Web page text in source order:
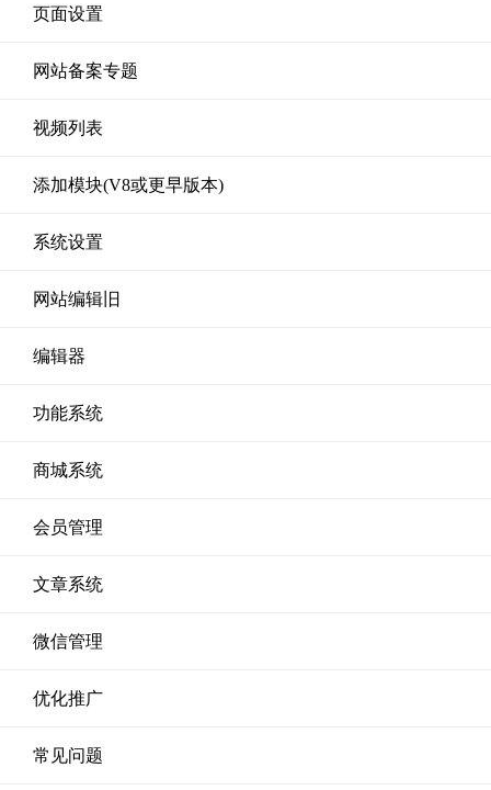
页面设置
网站备案专题
视频列表
添加模块(V8或更早版本)
系统设置
网站编辑旧
编辑器
功能系统
商城系统
会员管理
文章系统
微信管理
优化推广
常见问题